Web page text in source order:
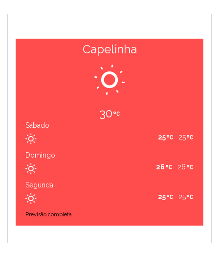
Capelinha
30
Sábado
25
25
Domingo
26
26
Segunda
25
25
Previsão completa